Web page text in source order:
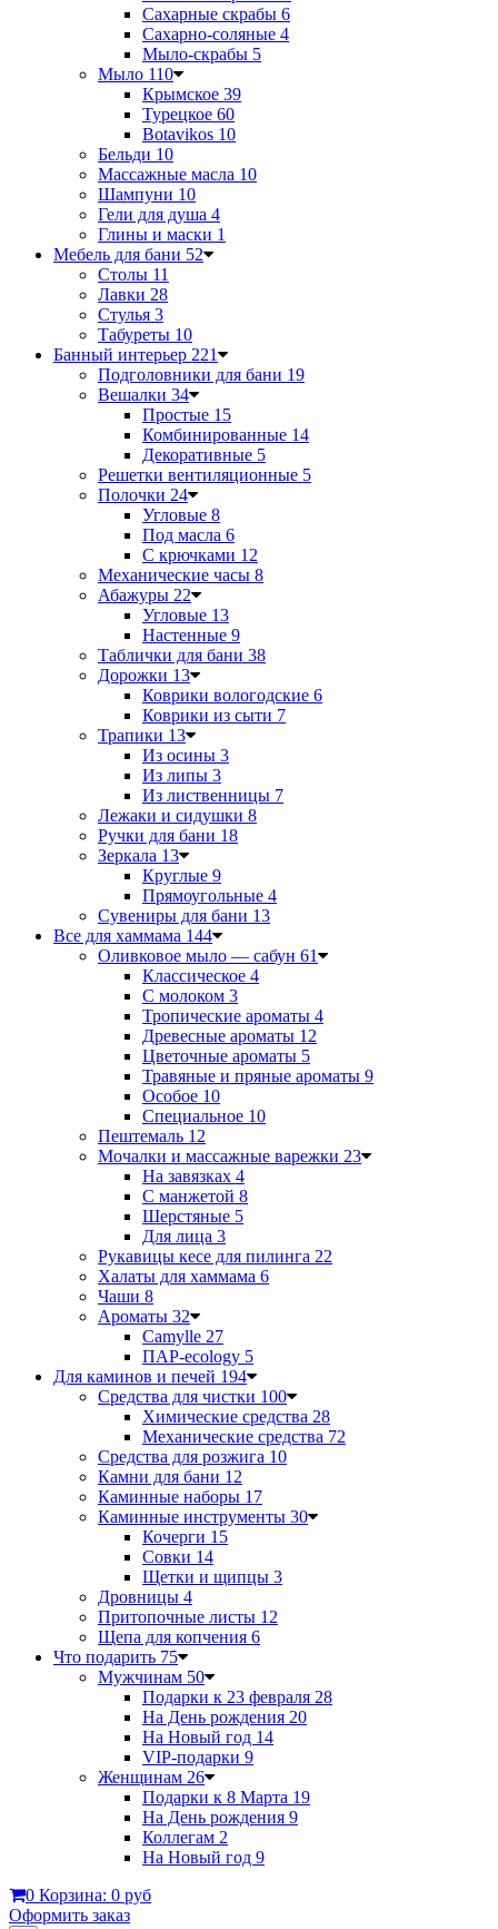
Сахарные скрабы 6
Сахарно-соляные 4
Мыло-скрабы 5
Мыло 110
Крымское 39
Турецкое 60
Botavikos 10
Бельди 10
Массажные масла 10
Шампуни 10
Гели для душа 4
Глины и маски 1
Мебель для бани 52
Столы 11
Лавки 28
Стулья 3
Табуреты 10
Банный интерьер 221
Подголовники для бани 19
Вешалки 34
Простые 15
Комбинированные 14
Декоративные 5
Решетки вентиляционные 5
Полочки 24
Угловые 8
Под масла 6
С крючками 12
Механические часы 8
Абажуры 22
Угловые 13
Настенные 9
Таблички для бани 38
Дорожки 13
Коврики вологодские 6
Коврики из сыти 7
Трапики 13
Из осины 3
Из липы 3
Из лиственницы 7
Лежаки и сидушки 8
Ручки для бани 18
Зеркала 13
Круглые 9
Прямоугольные 4
Сувениры для бани 13
Все для хаммама 144
Оливковое мыло — сабун 61
Классическое 4
С молоком 3
Тропические ароматы 4
Древесные ароматы 12
Цветочные ароматы 5
Травяные и пряные ароматы 9
Особое 10
Специальное 10
Пештемаль 12
Мочалки и массажные варежки 23
На завязках 4
С манжетой 8
Шерстяные 5
Для лица 3
Рукавицы кесе для пилинга 22
Халаты для хаммама 6
Чаши 8
Ароматы 32
Camylle 27
ПАР-ecology 5
Для каминов и печей 194
Средства для чистки 100
Химические средства 28
Механические средства 72
Средства для розжига 10
Камни для бани 12
Каминные наборы 17
Каминные инструменты 30
Кочерги 15
Совки 14
Щетки и щипцы 3
Дровницы 4
Притопочные листы 12
Щепа для копчения 6
Что подарить 75
Мужчинам 50
Подарки к 23 февраля 28
На День рождения 20
На Новый год 14
VIP-подарки 9
Женщинам 26
Подарки к 8 Марта 19
На День рождения 9
Коллегам 2
На Новый год 9
0 Корзина: 0 руб
Оформить заказ